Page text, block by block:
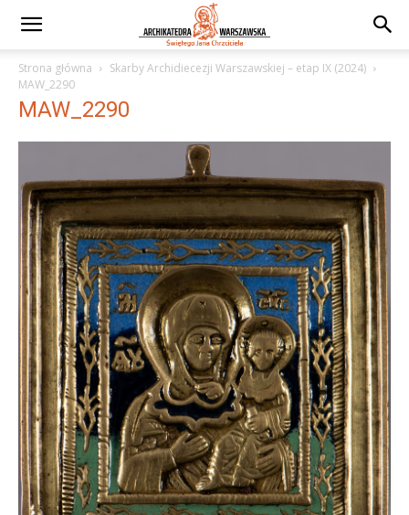
Strona główna
Skarby Archidiecezji Warszawskiej – etap IX (2024)
MAW_2290
MAW_2290